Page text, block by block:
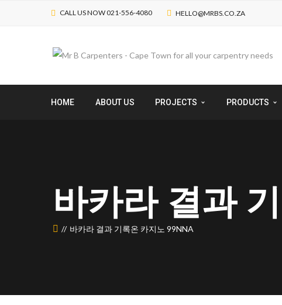
CALL US NOW 021-556-4080 HELLO@MRBS.CO.ZA
HOME ABOUT US PROJECTS PRODUCTS
바카라 결과
바카라 결과 기록온 카지노 99NNA